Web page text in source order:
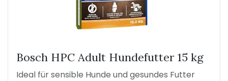
Bosch HPC Adult Hundefutter 15 kg
Ideal für sensible Hunde und gesundes Futter